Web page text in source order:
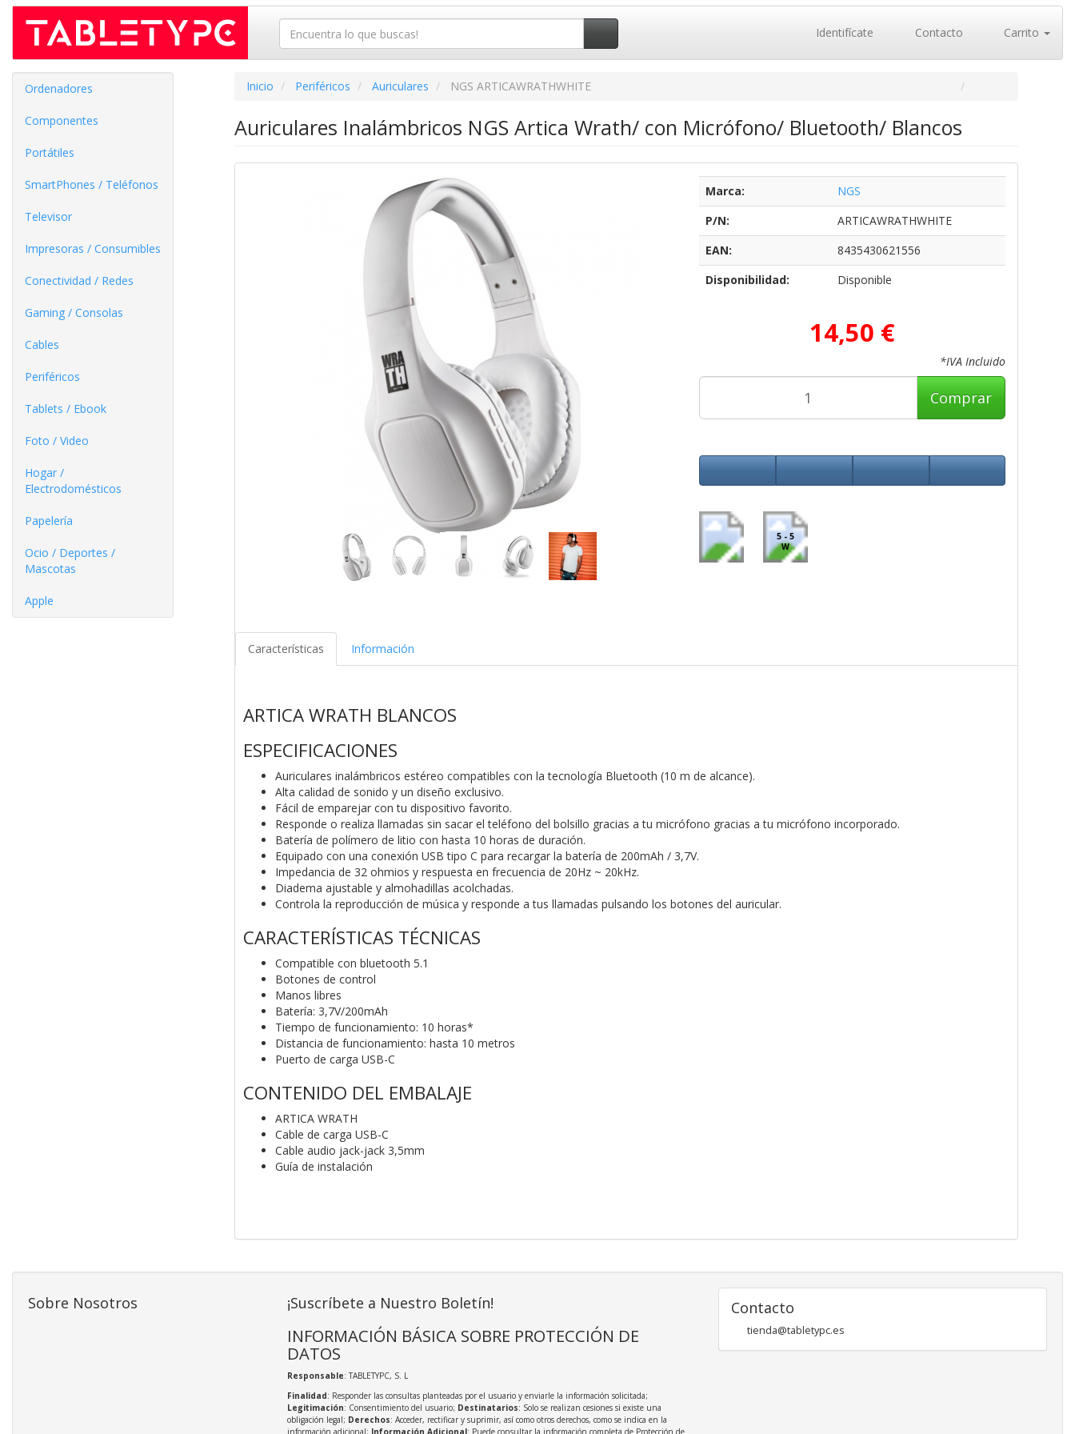
Identifícate Contacto Carrito
Ordenadores
Componentes
Portátiles
SmartPhones / Teléfonos
Televisor
Impresoras / Consumibles
Conectividad / Redes
Gaming / Consolas
Cables
Periféricos
Tablets / Ebook
Foto / Video
Hogar /
Electrodomésticos
Papelería
Ocio / Deportes /
Mascotas
Apple
Inicio Periféricos Auriculares NGS ARTICAWRATHWHITE
Auriculares Inalámbricos NGS Artica Wrath/ con Micrófono/ Bluetooth/ Blancos
Marca:
NGS
P/N:
ARTICAWRATHWHITE
EAN:
8435430621556
Disponibilidad:
Disponible
14,50 €
*IVA Incluido
Comprar
5 - 5
W
Características Información
ARTICA WRATH BLANCOS
ESPECIFICACIONES
Auriculares inalámbricos estéreo compatibles con la tecnología Bluetooth (10 m de alcance).
Alta calidad de sonido y un diseño exclusivo.
Fácil de emparejar con tu dispositivo favorito.
Responde o realiza llamadas sin sacar el teléfono del bolsillo gracias a tu micrófono gracias a tu micrófono incorporado.
Batería de polímero de litio con hasta 10 horas de duración.
Equipado con una conexión USB tipo C para recargar la batería de 200mAh / 3,7V.
Impedancia de 32 ohmios y respuesta en frecuencia de 20Hz ~ 20kHz.
Diadema ajustable y almohadillas acolchadas.
Controla la reproducción de música y responde a tus llamadas pulsando los botones del auricular.
CARACTERÍSTICAS TÉCNICAS
Compatible con bluetooth 5.1
Botones de control
Manos libres
Batería: 3,7V/200mAh
Tiempo de funcionamiento: 10 horas*
Distancia de funcionamiento: hasta 10 metros
Puerto de carga USB-C
CONTENIDO DEL EMBALAJE
ARTICA WRATH
Cable de carga USB-C
Cable audio jack-jack 3,5mm
Guía de instalación
Sobre Nosotros ¡Suscríbete a Nuestro Boletín!
INFORMACIÓN BÁSICA SOBRE PROTECCIÓN DE
DATOS
Responsable: TABLETYPC, S. L
Finalidad: Responder las consultas planteadas por el usuario y enviarle la información solicitada;
Legitimación: Consentimiento del usuario; Destinatarios: Solo se realizan cesiones si existe una
obligación legal; Derechos: Acceder, rectificar y suprimir, así como otros derechos, como se indica en la
Contacto
tienda@tabletypc.es